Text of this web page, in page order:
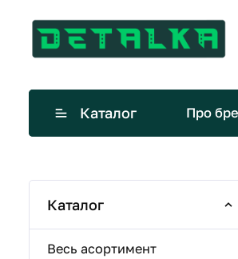
Каталог Про
Каталог
Весь асортимент